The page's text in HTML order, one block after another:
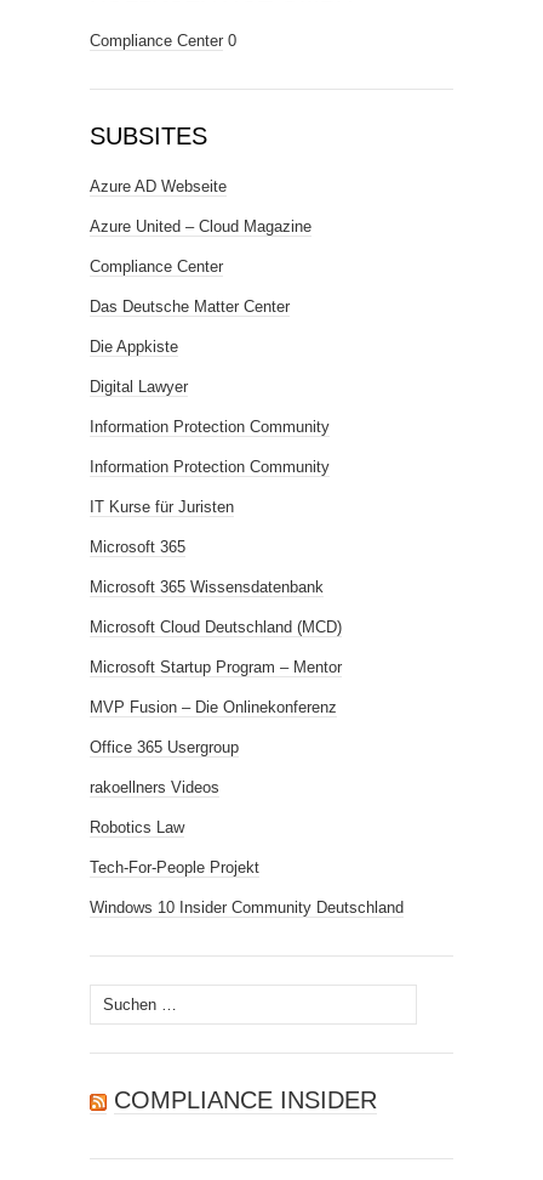
Compliance Center 0
SUBSITES
Azure AD Webseite
Azure United – Cloud Magazine
Compliance Center
Das Deutsche Matter Center
Die Appkiste
Digital Lawyer
Information Protection Community
Information Protection Community
IT Kurse für Juristen
Microsoft 365
Microsoft 365 Wissensdatenbank
Microsoft Cloud Deutschland (MCD)
Microsoft Startup Program – Mentor
MVP Fusion – Die Onlinekonferenz
Office 365 Usergroup
rakoellners Videos
Robotics Law
Tech-For-People Projekt
Windows 10 Insider Community Deutschland
Suchen
nach:
COMPLIANCE INSIDER